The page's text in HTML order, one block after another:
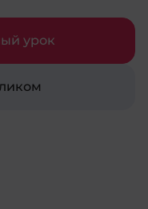
урок